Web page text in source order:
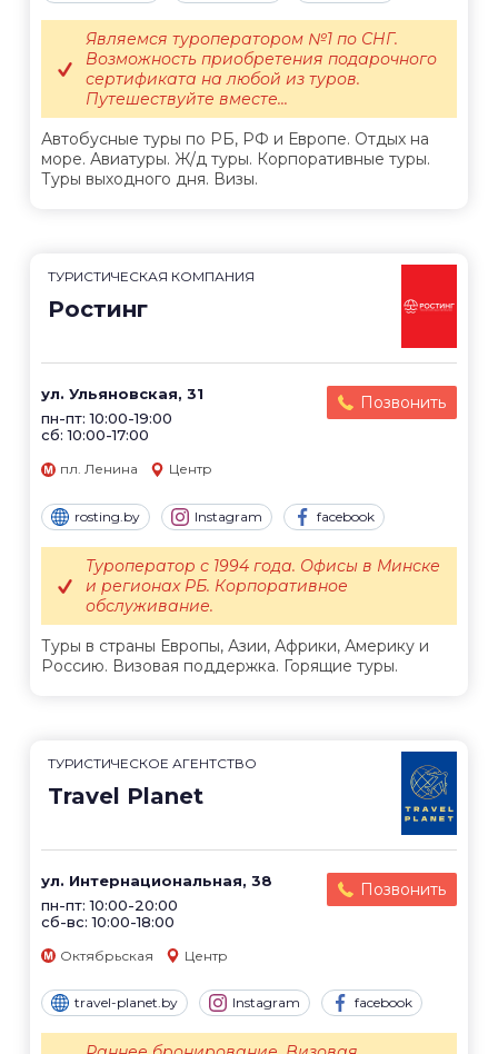
Автобусные туры по РБ, РФ и Европе. Отдых на
море. Авиатуры. Ж/д туры. Корпоративные туры.
Туры выходного дня. Визы.
Являемся туроператором №1 по СНГ.
Возможность приобретения подарочного
сертификата на любой из туров.
Путешествуйте вместе...
ТУРИСТИЧЕСКАЯ КОМПАНИЯ
Ростинг
ул. Ульяновская, 31
пн-пт: 10:00-19:00
сб: 10:00-17:00
Позвонить
пл. Ленина Центр
rosting.by Instagram facebook
Туры в страны Европы, Азии, Африки, Америку и
Россию. Визовая поддержка. Горящие туры.
Туроператор с 1994 года. Офисы в Минске
и регионах РБ. Корпоративное
обслуживание.
ТУРИСТИЧЕСКОЕ АГЕНТСТВО
Travel Planet
ул. Интернациональная, 38
пн-пт: 10:00-20:00
сб-вс: 10:00-18:00
Позвонить
Октябрьская Центр
travel-planet.by Instagram facebook